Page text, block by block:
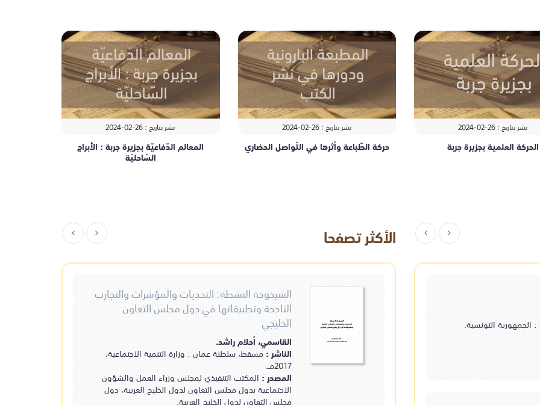
نشر بتاريخ : 26- 02-
2024
المعالم الدّفاعيّة بجزيرة جربة : الأبراج
السّاحليّة
نشر بتاريخ : 26- 02-
2024
حركة الطّباعة وأثرها في التّواصل الحضاري
نشر بتاريخ : 26- 02-
2024
الحركة العلمية بجزيرة جربة
القاموس المحيط
الفيروزابادي، محمد بن يعقوب.
المصدر : المكتبة البارونية، جربة : الجمهورية التونسية. : الجمهورية التونسية.
الأكثر تصفحا
الشيخوخة النشطة: التحديات والمؤشرات والتجارب
الناجحة وتطبيقاتها في دول مجلس التعاون
الخليجي
القاسمي، أحلام راشد.
الناشر :مسقط، سلطنة عمان : وزارة التنمية الاجتماعية،
2017مـ.
المصدر : المكتب التنفيذي لمجلس وزراء العمل والشؤون
الاجتماعية بدول مجلس التعاون لدول الخليج العربية، دول
مجلس التعاون لدول الخليج العربية.
على عقود الديانات
جربة : الجمهورية التونسية.